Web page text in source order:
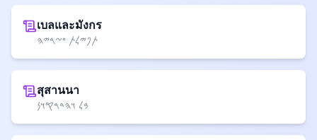
เบลและมังกร
𐤕𐤐𐤉𐤋𐤕 𐤏𐤆𐤓𐤉𐤄
สุสานนา
𐤁𐤋 𐤅𐤄𐤃𐤓𐤒𐤅𐤍